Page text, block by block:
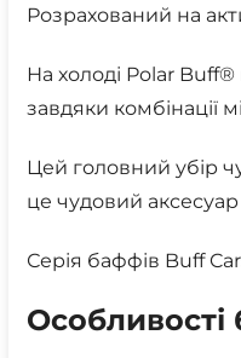
Розрахований на
На холоді Polar Buff®
завдяки комбінації
Цей головний убір
це чудовий аксесуар
Серія баффів Buff